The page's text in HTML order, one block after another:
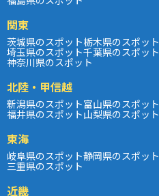
関東
茨城県のスポット栃木県のスポット
埼玉県のスポット千葉県のスポット
神奈川県のスポット
北陸・甲信越
新潟県のスポット富山県のスポット
福井県のスポット山梨県のスポット
東海
岐阜県のスポット静岡県のスポット
三重県のスポット
近畿